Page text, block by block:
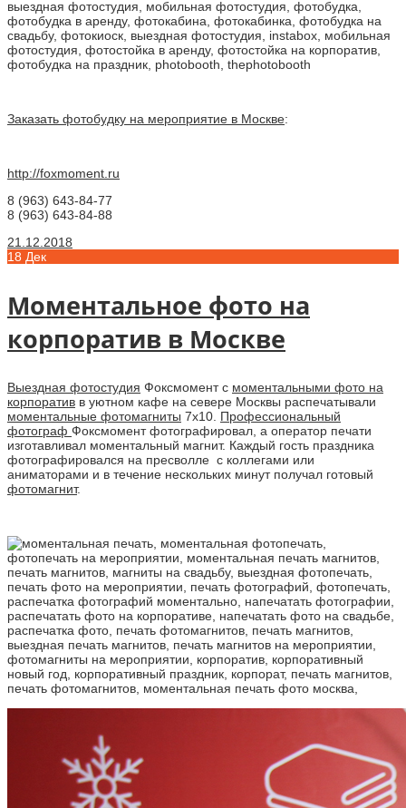
Заказать фотобудку на мероприятие в Москве:
http://foxmoment.ru
8 (963) 643-84-77
8 (963) 643-84-88
21.12.2018
18 Дек
Моментальное фото на
корпоратив в Москве
Выездная фотостудия Фоксмомент с моментальными фото на
корпоратив в уютном кафе на севере Москвы распечатывали
моментальные фотомагниты 7х10. Профессиональный
фотограф Фоксмомент фотографировал, а оператор печати
изготавливал моментальный магнит. Каждый гость праздника
фотографировался на пресволле с коллегами или
аниматорами и в течение нескольких минут получал готовый
фотомагнит.